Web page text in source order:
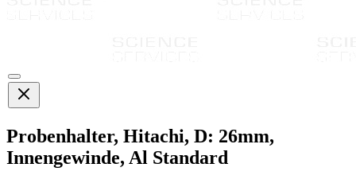
Probenhalter, Hitachi, D: 26mm,
Innengewinde, Al Standard